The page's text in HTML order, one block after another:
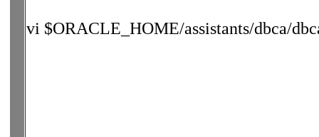
vi $ORACLE_HOME/assistants/dbca/